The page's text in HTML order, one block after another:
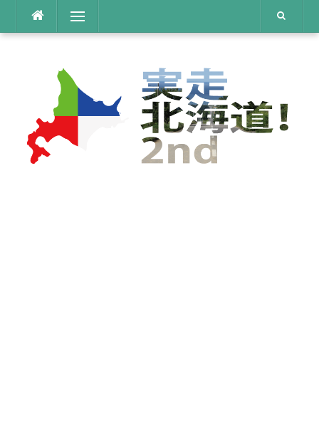
テ
メニュー